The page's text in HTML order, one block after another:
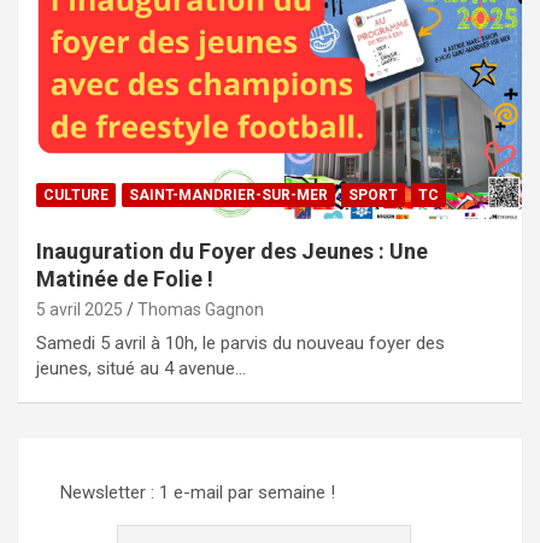
CULTURE SAINT-MANDRIER-SUR-MER SPORT TC
Inauguration du Foyer des Jeunes : Une
Matinée de Folie !
5 avril 2025 Thomas Gagnon
Samedi 5 avril à 10h, le parvis du nouveau foyer des
jeunes, situé au 4 avenue…
Newsletter : 1 e-mail par semaine !